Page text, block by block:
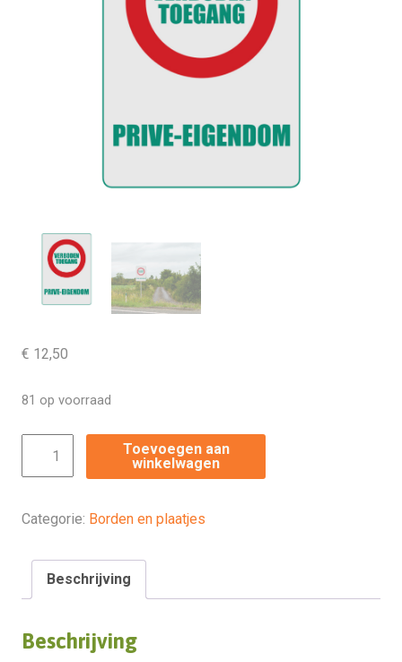
€ 12,50
81 op voorraad
Toevoegen aan
winkelwagen
Categorie: Borden en plaatjes
Beschrijving
Beschrijving